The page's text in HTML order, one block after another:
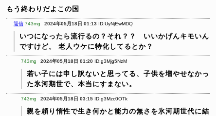
もう終わりだよこの国
返信 743mg 2024年05月18日 01:13 ID:UyNjEwMDQ
いつになったら流行るの？それ？？ いいかげんキモいん
ですけど。
老人ウケに特化してるとか？
743mg 2024年05月18日 01:20 ID:g3Mjg5NzM
若い子には申し訳ないと思ってる、子供を増やせなかっ
た氷河期世で、本当にすまない。
743mg 2024年05月18日 03:15 ID:g3Mzc0OTk
親を頼り惰性で生き何かと能力の無さを氷河期世代に結